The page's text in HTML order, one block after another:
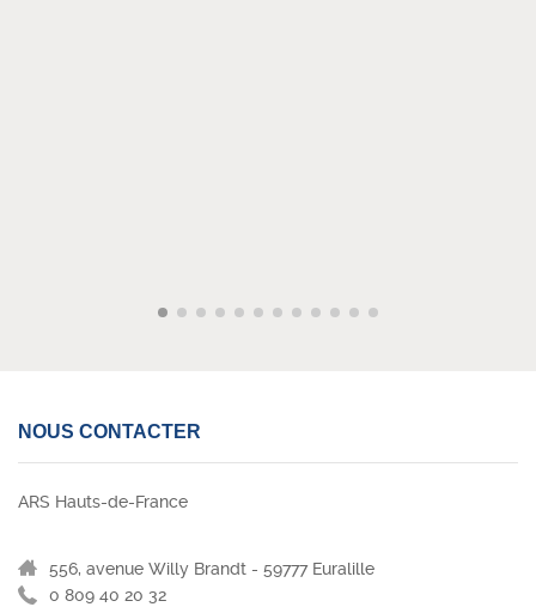
NOUS CONTACTER
ARS Hauts-de-France
556, avenue Willy Brandt - 59777 Euralille
0 809 40 20 32